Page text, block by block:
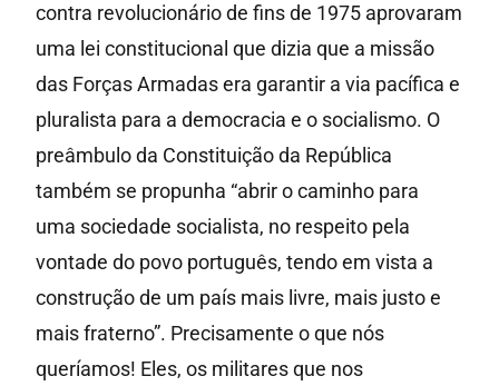
contra revolucionário de fins de 1975 aprovaram
uma lei constitucional que dizia que a missão
das Forças Armadas era garantir a via pacífica e
pluralista para a democracia e o socialismo. O
preâmbulo da Constituição da República
também se propunha “abrir o caminho para
uma sociedade socialista, no respeito pela
vontade do povo português, tendo em vista a
construção de um país mais livre, mais justo e
mais fraterno”. Precisamente o que nós
queríamos! Eles, os militares que nos